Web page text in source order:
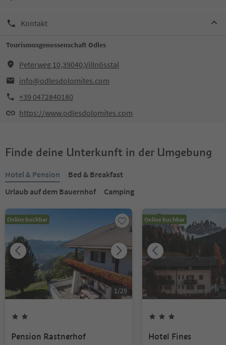
Kontakt
Tourismusgenossenschaft Odles
Peterweg 10,39040,Villnösstal
info@odlesdolomites.com
+39 0472840180
https://www.odlesdolomites.com
Finde deine Unterkunft in der Umgebung
Hotel & Pension
Bed & Breakfast
Urlaub auf dem Bauernhof
Camping
Online buchbar
1/29
Pension Rastnerhof
Online buchbar
Hotel Fines